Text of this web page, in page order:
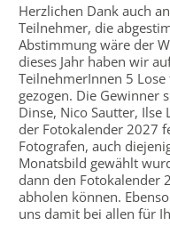
Herzlichen Dank auch
Teilnehmer, die
Abstimmung wäre der
dieses Jahr haben wir
TeilnehmerInnen 5
gezogen. Die Gewinner
Dinse, Nico Sautter,
der Fotokalender 2027
Fotografen, auch
Monatsbild gewählt
dann den Fotokalender
abholen können.
uns damit bei allen für